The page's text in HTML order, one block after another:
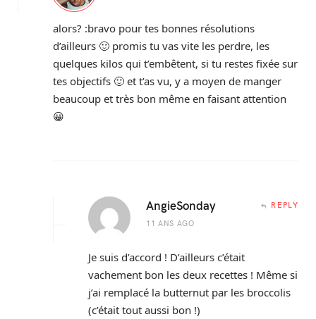
alors? :bravo pour tes bonnes résolutions
d’ailleurs 🙂 promis tu vas vite les perdre, les
quelques kilos qui t’embêtent, si tu restes fixée sur
tes objectifs 🙂 et t’as vu, y a moyen de manger
beaucoup et très bon même en faisant attention
😀
AngieSonday
11 ANS AGO
REPLY
Je suis d’accord ! D’ailleurs c’était
vachement bon les deux recettes ! Même si
j’ai remplacé la butternut par les broccolis
(c’était tout aussi bon !)